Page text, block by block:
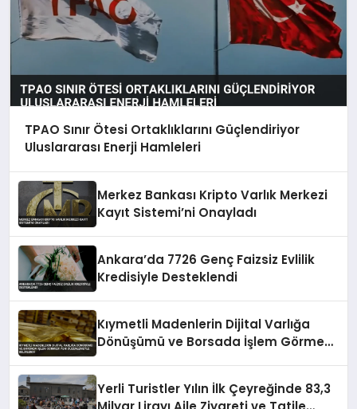
TPAO Sınır Ötesi Ortaklıklarını Güçlendiriyor
Uluslararası Enerji Hamleleri
Merkez Bankası Kripto Varlık Merkezi
Kayıt Sistemi’ni Onayladı
Ankara’da 7726 Genç Faizsiz Evlilik
Kredisiyle Desteklendi
Kıymetli Madenlerin Dijital Varlığa
Dönüşümü ve Borsada İşlem Görmesi
Yerli Turistler Yılın İlk Çeyreğinde 83,3